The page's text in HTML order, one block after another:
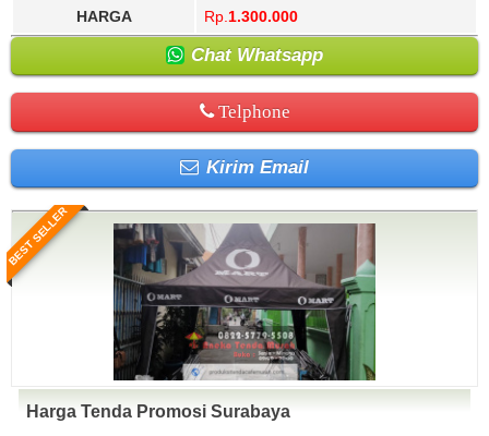
HARGA Rp. 1.300.000
Chat Whatsapp
Telphone
Kirim Email
BEST SELLER
Harga Tenda Promosi Surabaya